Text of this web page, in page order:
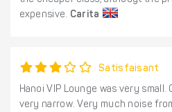
expensive. Carita
Satisfaisant
Hanoi VIP Lounge was very
very narrow. Very much noise